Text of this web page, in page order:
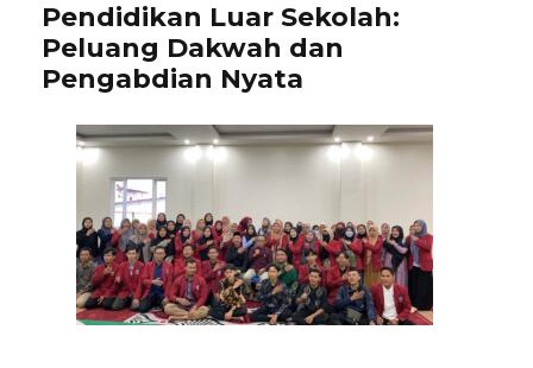
Pendidikan Luar Sekolah:
Peluang Dakwah dan
Pengabdian Nyata